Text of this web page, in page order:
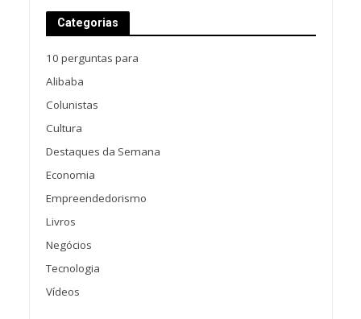
Categorias
10 perguntas para
Alibaba
Colunistas
Cultura
Destaques da Semana
Economia
Empreendedorismo
Livros
Negócios
Tecnologia
Vídeos